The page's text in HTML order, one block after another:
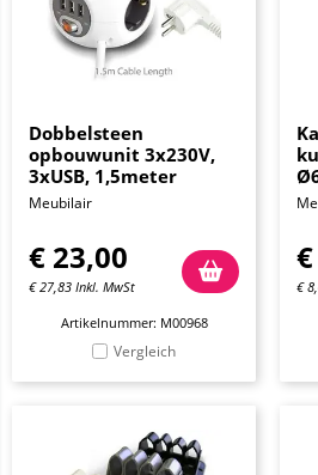
Dobbelsteen
opbouwunit 3x230V,
3xUSB, 1,5meter
Meubilair
€ 23,00
€27,83 Inkl. MwSt
Artikelnummer: M00968
Vergleich
€
€